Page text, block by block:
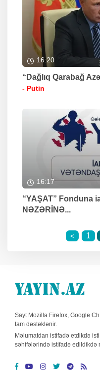
16:20
“Dağlıq Qarabağ
- Putin
16:17
“YAŞAT” Fonduna
NƏZƏRİNƏ...
< 1
Sayt Mozilla Firefox, Google
tam dəstəklənir.
Məlumatdan istifadə etdikdə
səhifələrində istifadə edildikdə